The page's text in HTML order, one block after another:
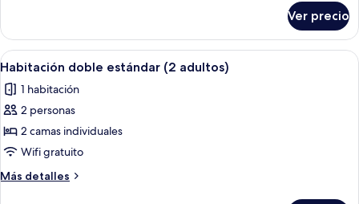
adultos)
triple
estándar
(3
Ver precio
Abrir
todas
las
fotos
de
Habitación
doble
estándar
Una cama doble con colcha verde y
6
Habitación doble estándar (2 adultos)
1 habitación
2 personas
2 camas individuales
Wifi gratuito
Más detalles
Más